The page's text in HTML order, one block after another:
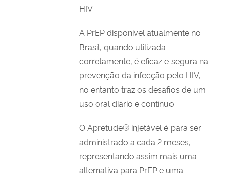
HIV.
A PrEP disponível atualmente no
Brasil, quando utilizada
corretamente, é eficaz e segura na
prevenção da infecção pelo HIV,
no entanto traz os desafios de um
uso oral diário e contínuo.
O Apretude® injetável é para ser
administrado a cada 2 meses,
representando assim mais uma
alternativa para PrEP e uma